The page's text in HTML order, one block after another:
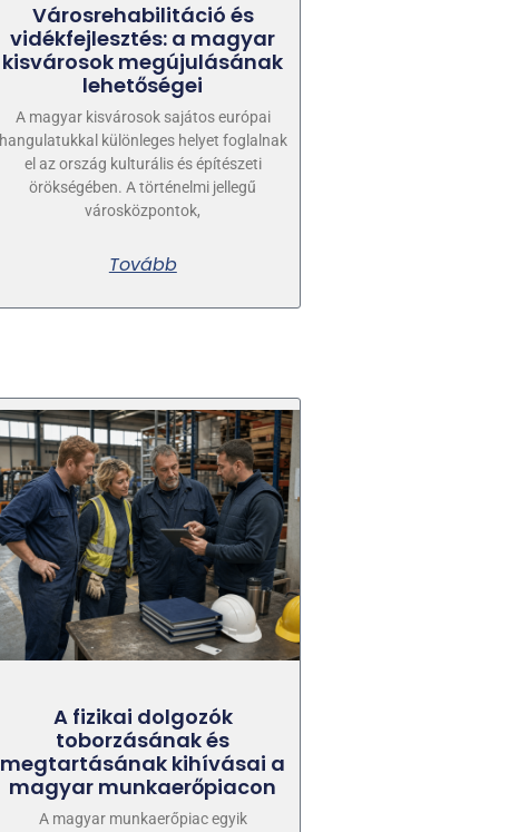
Városrehabilitáció és
vidékfejlesztés: a magyar
kisvárosok megújulásának
lehetőségei
A magyar kisvárosok sajátos európai
hangulatukkal különleges helyet foglalnak
el az ország kulturális és építészeti
örökségében. A történelmi jellegű
városközpontok,
Tovább
A fizikai dolgozók
toborzásának és
megtartásának kihívásai a
magyar munkaerőpiacon
A magyar munkaerőpiac egyik